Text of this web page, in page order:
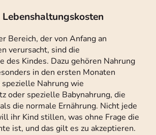
Bereich, der von Anfang an
verursacht, sind die
des Kindes. Dazu gehören Nahrung
in den ersten Monaten
Nahrung wie
oder spezielle Babynahrung, die
die normale Ernährung. Nicht jede
ihr Kind stillen, was ohne Frage die
ist, und das gilt es zu akzeptieren.